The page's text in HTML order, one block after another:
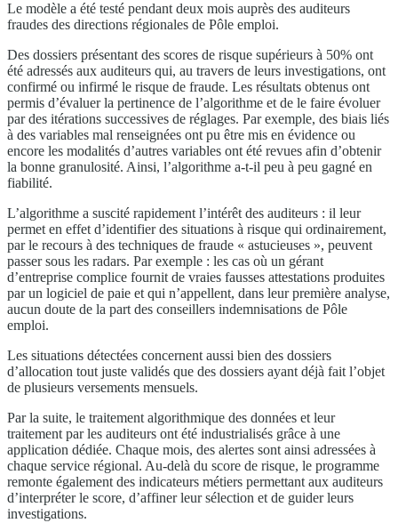
Le modèle a été testé pendant deux mois auprès des auditeurs
fraudes des directions régionales de Pôle emploi.
Des dossiers présentant des scores de risque supérieurs à 50% ont
été adressés aux auditeurs qui, au travers de leurs investigations, ont
confirmé ou infirmé le risque de fraude. Les résultats obtenus ont
permis d’évaluer la pertinence de l’algorithme et de le faire évoluer
par des itérations successives de réglages. Par exemple, des biais liés
à des variables mal renseignées ont pu être mis en évidence ou
encore les modalités d’autres variables ont été revues afin d’obtenir
la bonne granulosité. Ainsi, l’algorithme a-t-il peu à peu gagné en
fiabilité.
L’algorithme a suscité rapidement l’intérêt des auditeurs : il leur
permet en effet d’identifier des situations à risque qui ordinairement,
par le recours à des techniques de fraude « astucieuses », peuvent
passer sous les radars. Par exemple : les cas où un gérant
d’entreprise complice fournit de vraies fausses attestations produites
par un logiciel de paie et qui n’appellent, dans leur première analyse,
aucun doute de la part des conseillers indemnisations de Pôle
emploi.
Les situations détectées concernent aussi bien des dossiers
d’allocation tout juste validés que des dossiers ayant déjà fait l’objet
de plusieurs versements mensuels.
Par la suite, le traitement algorithmique des données et leur
traitement par les auditeurs ont été industrialisés grâce à une
application dédiée. Chaque mois, des alertes sont ainsi adressées à
chaque service régional. Au-delà du score de risque, le programme
remonte également des indicateurs métiers permettant aux auditeurs
d’interpréter le score, d’affiner leur sélection et de guider leurs
investigations.